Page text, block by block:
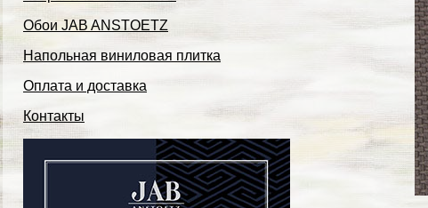
Обои JAB ANSTOETZ
Напольная виниловая плитка
Оплата и доставка
Контакты